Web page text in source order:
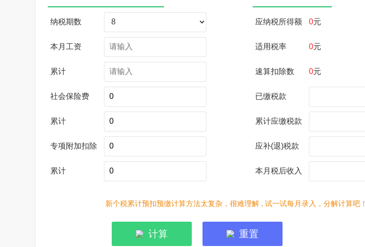
纳税期数
本月工资
累计
社会保险费
累计
专项附加扣除
累计
应纳税所得额 0元
适用税率 0元
速算扣除数 0元
已缴税款
累计应缴税款
应补(退)税款
本月税后收入
新个税累计预扣预缴计算方法太复杂，很难理解 , 试一试每月录入，分解计算吧！
计算 重置